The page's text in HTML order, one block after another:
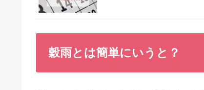
穀雨とは簡単にいうと？